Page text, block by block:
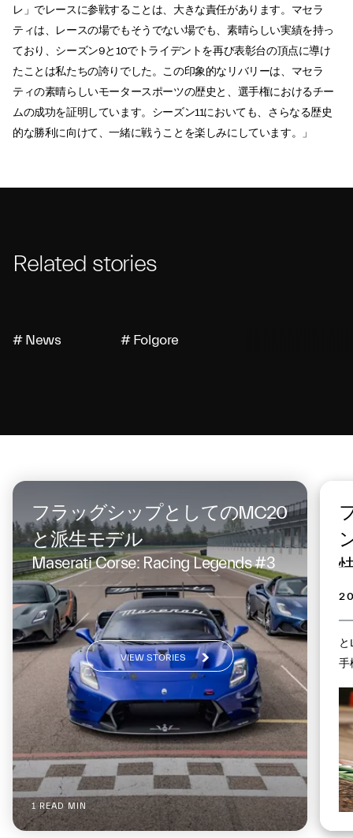
レ」でレースに参戦することは、大きな責任があります。マセラ
ティは、レースの場でもそうでない場でも、素晴らしい実績を持っ
ており、シーズン9と10でトライデントを再び表彰台の頂点に導け
たことは私たちの誇りでした。この印象的なリバリーは、マセラ
ティの素晴らしいモータースポーツの歴史と、選手権におけるチー
ムの成功を証明しています。シーズン11においても、さらなる歴史
的な勝利に向けて、一緒に戦うことを楽しみにしています。」
Related stories
# News # Folgore
フラッグシップとしてのMC20
と派生モデル
Maserati Corse: Racing Legends #3
1 READ MIN
VIEW STORIES
手